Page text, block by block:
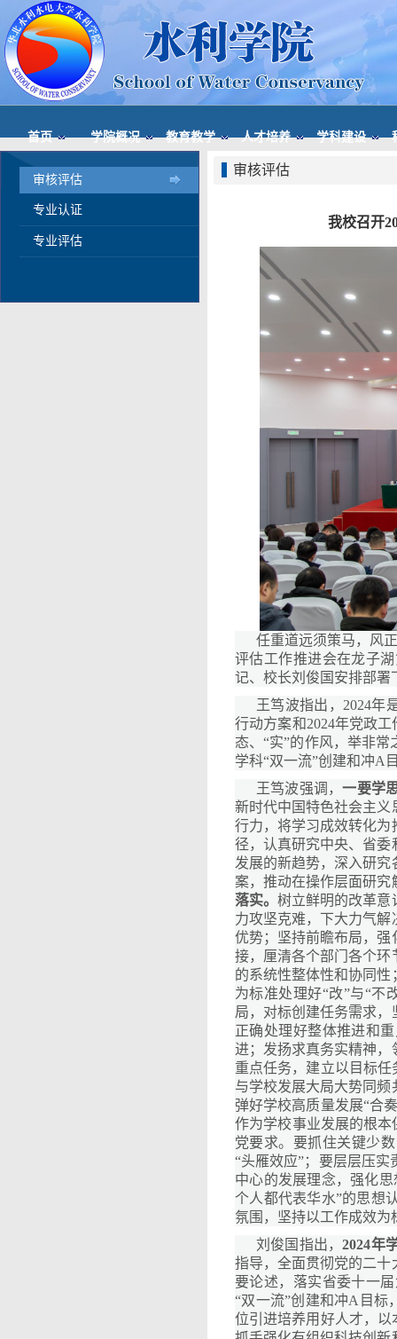
首页 学院概况 教育教学 人才培养 学科建设
审核评估
专业认证
专业评估
审核评估
我校召开
任重道远须策马，风
评估工作推进会在龙子
记、校长刘俊国安排部署
王笃波指出，2024年
行动方案和2024年党政
态、“实”的作风，举非
学科“双一流”创建和冲A
王笃波强调，一要学
新时代中国特色社会主
行力，将学习成效转化
径，认真研究中央、省
发展的新趋势，深入研
案，推动在操作层面研
落实。树立鲜明的改革意
力攻坚克难，下大力气
优势；坚持前瞻布局，
接，厘清各个部门各个
的系统性整体性和协同
为标准处理好“改”与“不
局，对标创建任务需求
正确处理好整体推进和
进；发扬求真务实精神
重点任务，建立以目标
与学校发展大局大势同
弹好学校高质量发展“合
作为学校事业发展的根本
党要求。要抓住关键少
“头雁效应”；要层层压
中心的发展理念，强化
个人都代表华水”的思想
氛围，坚持以工作成效
刘俊国指出，2024年
指导，全面贯彻党的二
要论述，落实省委十一
“双一流”创建和冲A目标
位引进培养用好人才，以